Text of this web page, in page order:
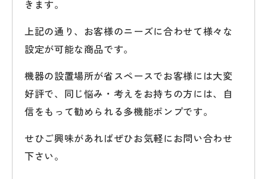
きます。
上記の通り、お客様のニーズに合わせて様々な
設定が可能な商品です。
機器の設置場所が省スペースでお客様には大変
好評で、同じ悩み・考えをお持ちの方には、自
信をもって勧められる多機能ポンプです。
せひご興味があればぜひお気軽にお問い合わせ
下さい。